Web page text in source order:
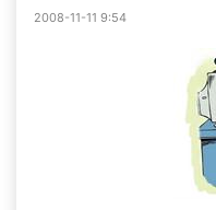
2008-11-11 9:54